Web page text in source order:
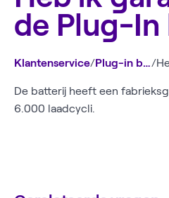
de Plug-
Klantenservice/ Plug-in batterij/
De batterij heeft een
6.000 laadcycli.